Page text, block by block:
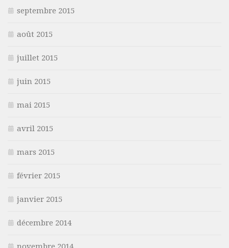
septembre 2015
août 2015
juillet 2015
juin 2015
mai 2015
avril 2015
mars 2015
février 2015
janvier 2015
décembre 2014